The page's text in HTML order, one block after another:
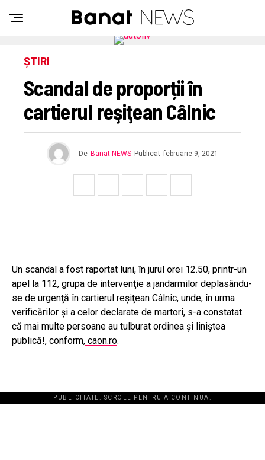
ȘTIRI
Scandal de proporții în
cartierul reşiţean Câlnic
De Banat NEWS Publicat februarie 9, 2021
Un scandal a fost raportat luni, în jurul orei 12.50, printr-un
apel la 112, grupa de intervenţie a jandarmilor deplasându-
se de urgenţă în cartierul reşiţean Câlnic, unde, în urma
verificărilor şi a celor declarate de martori, s-a constatat
că mai multe persoane au tulburat ordinea şi liniştea
publică!, conform, caon.ro.
PUBLICITATE. SCROLL PENTRU A CONTINUA.